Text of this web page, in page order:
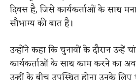
दिवस है, जिसे कार्यकर्ताओं के साथ
सौभाग्य की बात है।
उन्होंने कहा कि चुनावों के दौरान उन्हें
कार्यकर्ताओं के साथ काम करने का